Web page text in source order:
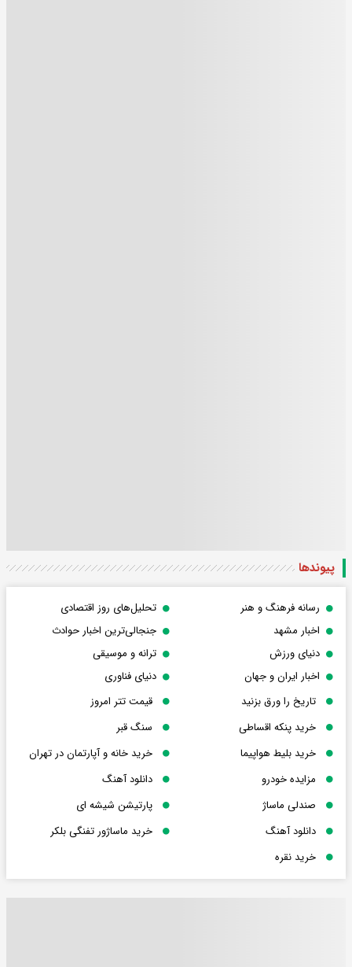
پیوندها
رسانه فرهنگ و هنر
تحلیل‌های روز اقتصادی
اخبار مشهد
جنجالی‌ترین اخبار حوادث
دنیای ورزش
ترانه و موسیقی
اخبار ایران و جهان
دنیای فناوری
تاریخ را ورق بزنید
قیمت تتر امروز
خرید پنکه اقساطی
سنگ قبر
خرید بلیط هواپیما
خرید خانه و آپارتمان در تهران
مزایده خودرو
دانلود آهنگ
صندلی ماساژ
پارتیشن شیشه ای
دانلود آهنگ
خرید ماساژور تفنگی بلکر
خرید نقره